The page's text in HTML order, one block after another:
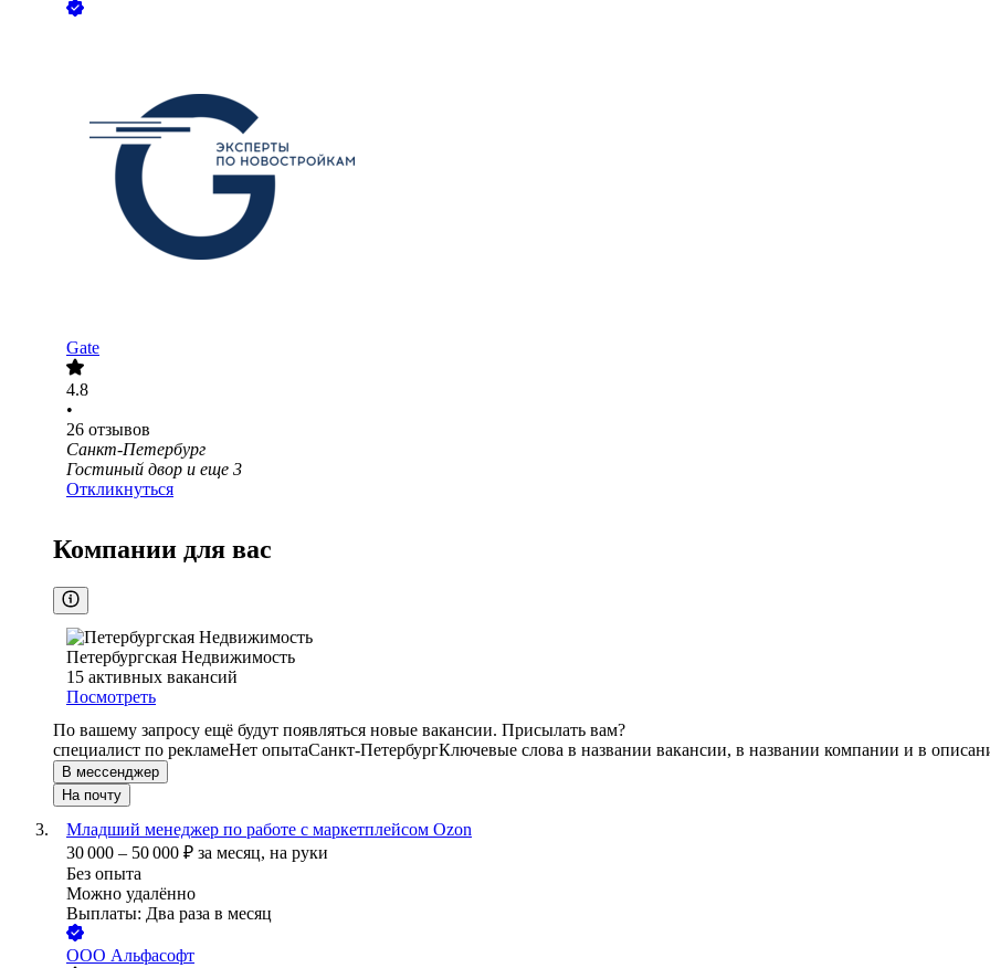
Gate
4.8
•
26 отзывов
Санкт-Петербург
Гостиный двор и еще 3
Откликнуться
Компании для вас
Петербургская Недвижимость
15 активных вакансий
Посмотреть
По вашему запросу ещё будут появляться новые вакансии. Присылать вам?
специалист по рекламеНет опытаСанкт-ПетербургКлючевые слова в названии вакансии, в названии компании и в
В мессенджер
На почту
Младший менеджер по работе с маркетплейсом Ozon
30 000 – 50 000 ₽ за месяц, на руки
Без опыта
Можно удалённо
Выплаты: Два раза в месяц
ООО Альфасофт